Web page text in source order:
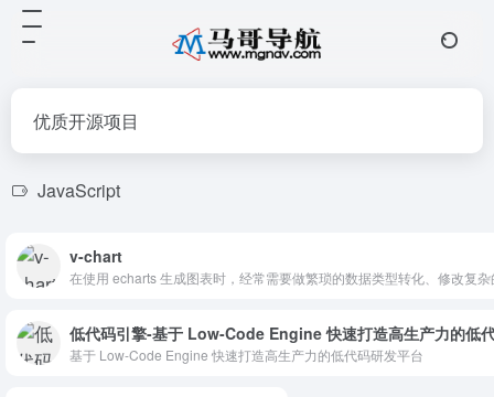
优质开源项目
JavaScript
v-chart
在使用 echarts 生成图表时，经常需要做繁琐的数据类型转化、修改复
低代码引擎-基于 Low-Code Engine 快速打造高生产力的低
基于 Low-Code Engine 快速打造高生产力的低代码研发平台